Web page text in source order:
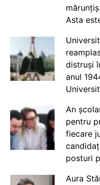
Asta
distruși
anul
An
pentru
fiecare
posturi
Aura